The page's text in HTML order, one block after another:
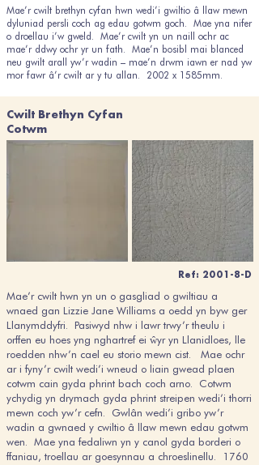
Mae’r cwilt brethyn cyfan hwn wedi’i gwiltio â llaw mewn
dyluniad persli coch ag edau gotwm goch. Mae yna nifer
o droellau i’w gweld. Mae’r cwilt yn un naill ochr ac
mae’r ddwy ochr yr un fath. Mae’n bosibl mai blanced
neu gwilt arall yw’r wadin – mae’n drwm iawn er nad yw
mor fawr â’r cwilt ar y tu allan. 2002 x 1585mm.
Cwilt Brethyn Cyfan
Cotwm
Ref: 2001-8-D
Mae’r cwilt hwn yn un o gasgliad o gwiltiau a
wnaed gan Lizzie Jane Williams a oedd yn byw ger
Llanymddyfri. Pasiwyd nhw i lawr trwy’r theulu i
orffen eu hoes yng nghartref ei ŵyr yn Llanidloes, lle
roedden nhw’n cael eu storio mewn cist. Mae ochr
ar i fyny’r cwilt wedi’i wneud o liain gwead plaen
cotwm cain gyda phrint bach coch arno. Cotwm
ychydig yn drymach gyda phrint streipen wedi’i thorri
mewn coch yw’r cefn. Gwlân wedi’i gribo yw’r
wadin a gwnaed y cwiltio â llaw mewn edau gotwm
wen. Mae yna fedaliwn yn y canol gyda borderi o
ffaniau, troellau ar goesynnau a chroeslinellu. 1760